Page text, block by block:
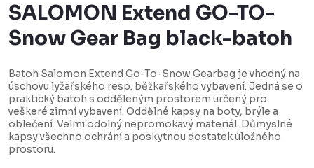
SALOMON Extend GO-TO-
Snow Gear Bag black-batoh
Batoh Salomon Extend Go-To-Snow Gearbag je vhodný na
úschovu lyžařského resp. běžkařského vybavení. Jedná se o
praktický batoh s odděleným prostorem určený pro
veškeré zimní vybavení. Oddělné kapsy na boty, brýle a
oblečení. Velmi odolný nepromokavý materiál. Důmyslné
kapsy všechno ochrání a poskytnou dostatek úložného
prostoru.